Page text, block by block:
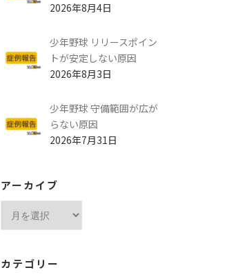
2026年8月4日
少年野球 リリースポイン
トが安定しない原因
2026年8月3日
少年野球 守備範囲が広が
らない原因
2026年7月31日
アーカイブ
ブ
カテゴリー